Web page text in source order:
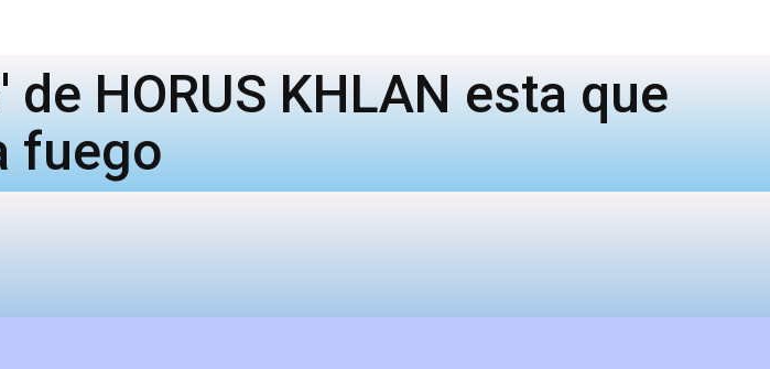
HORUS KHLAN esta que
fuego